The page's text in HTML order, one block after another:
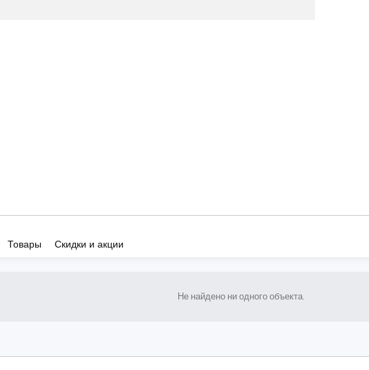
Товары Скидки и акции
Не найдено ни одного объекта.